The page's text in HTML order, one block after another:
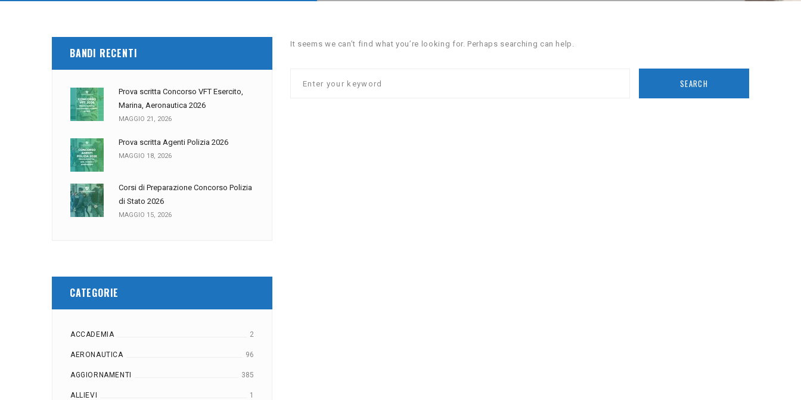
BANDI RECENTI
Prova scritta Concorso VFT Esercito,
Marina, Aeronautica 2026
MAGGIO 21, 2026
Prova scritta Agenti Polizia 2026
MAGGIO 18, 2026
Corsi di Preparazione Concorso Polizia
di Stato 2026
MAGGIO 15, 2026
CATEGORIE
ACCADEMIA 2
AERONAUTICA 96
AGGIORNAMENTI 385
ALLIEVI 1
It seems we can’t find what you’re looking for. Perhaps searching can help.
SEARCH